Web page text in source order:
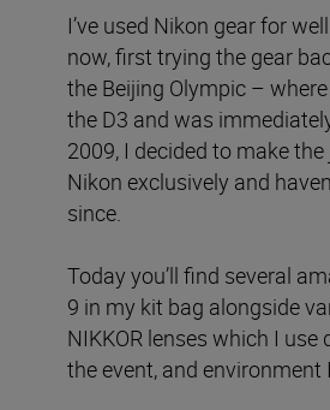
I’ve used Nikon gear for
now, first trying the gear
the Beijing Olympic –
the D3 and was
2009, I decided to make
Nikon exclusively and
since.
Today you’ll find several
9 in my kit bag alongside
NIKKOR lenses which I use
the event, and environment